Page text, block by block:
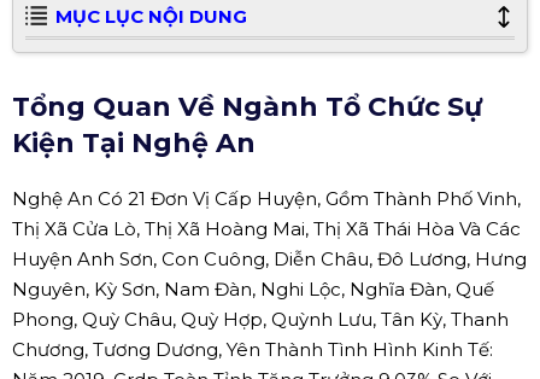
MỤC LỤC NỘI DUNG
Tổng Quan Về Ngành Tổ Chức Sự
Kiện Tại Nghệ An
Nghệ An Có 21 Đơn Vị Cấp Huyện, Gồm Thành Phố Vinh,
Thị Xã Cửa Lò, Thị Xã Hoàng Mai, Thị Xã Thái Hòa Và Các
Huyện Anh Sơn, Con Cuông, Diễn Châu, Đô Lương, Hưng
Nguyên, Kỳ Sơn, Nam Đàn, Nghi Lộc, Nghĩa Đàn, Quế
Phong, Quỳ Châu, Quỳ Hợp, Quỳnh Lưu, Tân Kỳ, Thanh
Chương, Tương Dương, Yên Thành Tình Hình Kinh Tế: